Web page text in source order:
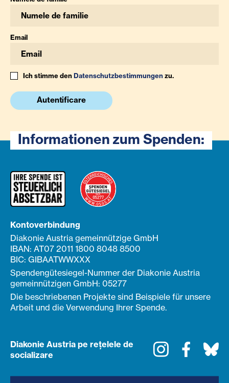
Email
Ich stimme denDatenschutzbestimmungenzu.
Autentificare
Informationen zum Spenden:
Kontoverbindung
Diakonie Austria gemeinnützige GmbH
IBAN: AT07 2011 1800 8048 8500
BIC: GIBAATWWXXX
Spendengütesiegel-Nummer der Diakonie Austria
gemeinnützigen GmbH: 05277
Die beschriebenen Projekte sind Beispiele für unsere
Arbeit und die Verwendung Ihrer Spende.
Diakonie Austria pe rețelele de
socializare
Instagram